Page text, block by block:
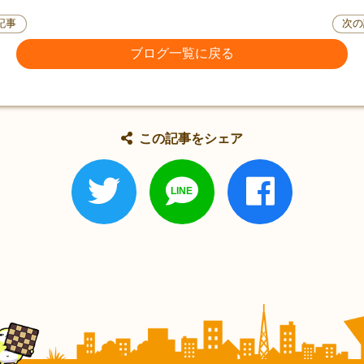
事
ブログ一覧に戻る
次
この記事をシェア